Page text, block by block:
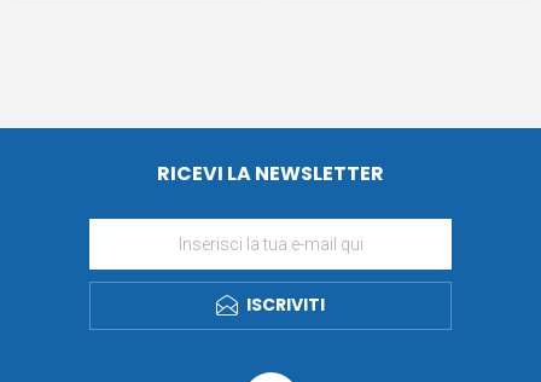
RICEVI LA NEWSLETTER
ISCRIVITI